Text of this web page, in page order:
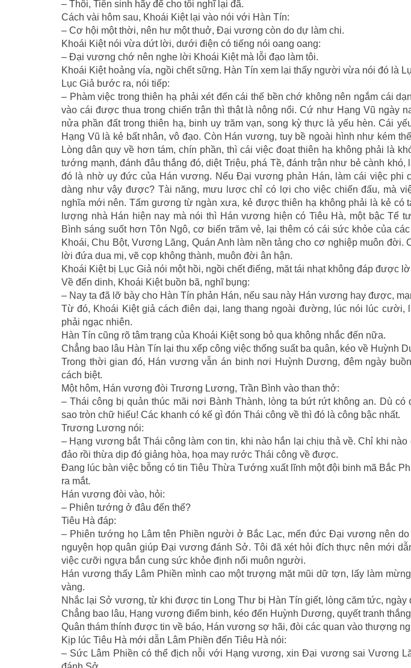
– Thôi, Tiên sinh hãy để cho tôi nghĩ lại đã.
Cách vài hôm sau, Khoái Kiệt lại vào nói với Hàn Tín:
– Cơ hội một thời, nên hư một thuở, Ðại vương còn do dự làm chi.
Khoái Kiệt nói vừa dứt lời, dưới điện có tiếng nói oang oang:
– Ðại vương chớ nên nghe lời Khoái Kiệt mà lỗi đạo làm tôi.
Khoái Kiệt hoảng vía, ngồi chết sững. Hàn Tín xem lại thấy người vừa nói đó là
Lục Giả bước ra, nói tiếp:
– Phàm việc trong thiên hạ phải xét đến cái thế bền chớ không nên ngắm cái
vào cái được thua trong chiến trận thì thật là nông nổi. Cứ như Hạng Vũ ngày
nửa phần đất trong thiên hạ, binh uy trăm vạn, song kỳ thực là yếu hèn. Cái
Hạng Vũ là kẻ bất nhân, vô đạo. Còn Hán vương, tuy bề ngoài hình như kém
Lòng dân quy về hơn tám, chín phần, thì cái việc đoạt thiên hạ không phải là
tướng mạnh, đánh đâu thắng đó, diệt Triệu, phá Tề, đánh trận như bẻ cành
đó là nhờ uy đức của Hán vương. Nếu Ðại vương phản Hán, làm cái việc phi
dàng như vậy được? Tài năng, mưu lược chỉ có lợi cho việc chiến đấu, mà
nghĩa mới nên. Tấm gương từ ngàn xưa, kẻ được thiên hạ không phải là kẻ có
lượng nhà Hán hiện nay mà nói thì Hán vương hiện có Tiêu Hà, một bậc Tể
Bình sáng suốt hơn Tôn Ngô, cơ biến trăm vẻ, lại thêm có cái sức khỏe của
Khoái, Chu Bột, Vương Lăng, Quán Anh làm nền tảng cho cơ nghiệp muôn
lời đứa dua mị, vẽ cọp không thành, muôn đời ân hận.
Khoái Kiệt bị Lục Giả nói một hồi, ngồi chết điếng, mặt tái nhạt không đáp được
Về đến dinh, Khoái Kiệt buồn bã, nghĩ bụng:
– Nay ta đã lỡ bày cho Hàn Tín phản Hán, nếu sau này Hán vương hay được,
Từ đó, Khoái Kiệt giả cách điên dại, lang thang ngoài đường, lúc nói lúc cười,
phải ngạc nhiên.
Hàn Tín cũng rõ tâm trạng của Khoái Kiệt song bỏ qua không nhắc đến nữa.
Chẳng bao lâu Hàn Tín lại thu xếp công việc thống suất ba quân, kéo về Huỳnh
Trong thời gian đó, Hán vương vẫn án binh nơi Huỳnh Dương, đêm ngày
cách biệt.
Một hôm, Hán vương đòi Trương Lương, Trần Bình vào than thở:
– Thái công bị quản thúc mãi nơi Bành Thành, lòng ta bứt rứt không an. Dù
sao tròn chữ hiếu! Các khanh có kế gì đón Thái công về thì đó là công bậc nhất.
Trương Lương nói:
– Hạng vương bắt Thái công làm con tin, khi nào hắn lại chịu thả về. Chỉ khi
đảo rồi thừa dịp đó giảng hòa, họa may rước Thái công về được.
Ðang lúc bàn việc bỗng có tin Tiêu Thừa Tướng xuất lĩnh một đội binh mã Bắc
ra mắt.
Hán vương đòi vào, hỏi:
– Phiên tướng ở đâu đến thế?
Tiêu Hà đáp:
– Phiên tướng họ Lâm tên Phiền người ở Bắc Lạc, mến đức Ðại vương nên
nguyện họp quân giúp Ðại vương đánh Sở. Tôi đã xét hỏi đích thực nên mới
việc cưỡi ngựa bắn cung sức khỏe định nổi muôn người.
Hán vương thấy Lâm Phiền mình cao một trượng mặt mũi dữ tợn, lấy làm
vàng.
Nhắc lại Sở vương, từ khi được tin Long Thư bị Hàn Tín giết, lòng căm tức, ngày
Chẳng bao lâu, Hạng vương điểm binh, kéo đến Huỳnh Dương, quyết tranh
Quân thám thính được tin về báo, Hán vương sợ hãi, đòi các quan vào thượng
Kịp lúc Tiêu Hà mới dẫn Lâm Phiền đến Tiêu Hà nói:
– Sức Lâm Phiền có thể địch nỗi với Hạng vương, xin Ðại vương sai Vương